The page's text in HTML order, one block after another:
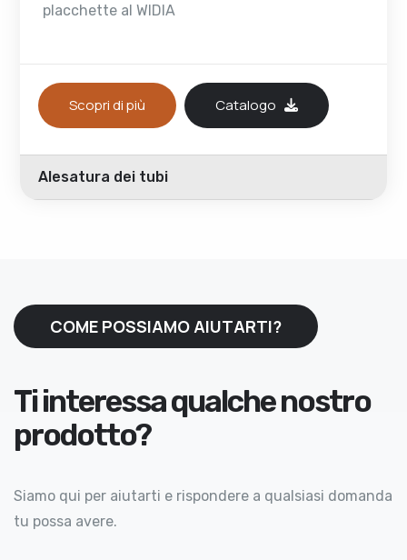
placchette al WIDIA
Scopri di più Catalogo
Alesatura dei tubi
COME POSSIAMO AIUTARTI?
Ti interessa qualche nostro
prodotto?
Siamo qui per aiutarti e rispondere a qualsiasi domanda
tu possa avere.